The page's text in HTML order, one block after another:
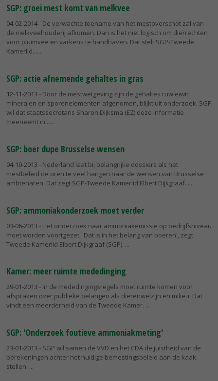
SGP: groei mest komt van melkvee
04-02-2014- De verwachte toename van het mestoverschot zal van
de melkveehouderij afkomen. Dan is het niet logisch om dierrechten
voor pluimvee en varkens te handhaven. Dat stelt SGP-Tweede
Kamerlid...
SGP: actie afnemende gehaltes in gras
12-11-2013 - Door de mestwetgeving zijn de gehaltes ruw eiwit,
mineralen en sporenelementen afgenomen, blijkt uit onderzoek. SGP
wil dat staatssecretaris Sharon Dijksma (EZ) deze informatie
meeneemt in...
SGP: boer dupe Brusselse wensen
04-10-2013 - Nederland laat bij belangrijke dossiers als het
mestbeleid de oren te veel hangen naar de wensen van Brusselse
ambtenaren. Dat zegt SGP-Tweede Kamerlid Elbert Dijkgraaf.
SGP: ammoniakonderzoek moet verder
03-06-2013 - Het onderzoek naar ammoniakemissie op bedrijfsniveau
moet worden voortgezet. 'Dat is in het belang van boeren', zegt
Tweede Kamerlid Elbert Dijkgraaf (SGP).
Kamer: meer ruimte mededinging
29-01-2013 - In de mededingingsregels moet ruimte komen voor
afspraken over publieke belangen als dierenwelzijn en milieu. Dat
vindt een meerderheid van de Tweede Kamer.
SGP: 'Onderzoek foutieve ammoniakmeting'
23-01-2013 - SGP wil samen de VVD en het CDA de juistheid van de
berekeningen achter het huidige bemestingsbeleid aan de kaak
stellen.